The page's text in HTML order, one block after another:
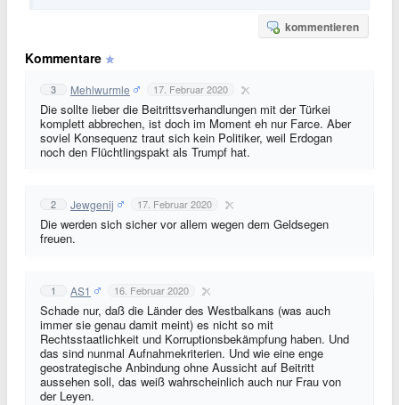
kommentieren
Kommentare
3 Mehlwurmle 17. Februar 2020
Die sollte lieber die Beitrittsverhandlungen mit der Türkei
komplett abbrechen, ist doch im Moment eh nur Farce. Aber
soviel Konsequenz traut sich kein Politiker, weil Erdogan
noch den Flüchtlingspakt als Trumpf hat.
2 Jewgenij 17. Februar 2020
Die werden sich sicher vor allem wegen dem Geldsegen
freuen.
1 AS1 16. Februar 2020
Schade nur, daß die Länder des Westbalkans (was auch
immer sie genau damit meint) es nicht so mit
Rechtsstaatlichkeit und Korruptionsbekämpfung haben. Und
das sind nunmal Aufnahmekriterien. Und wie eine enge
geostrategische Anbindung ohne Aussicht auf Beitritt
aussehen soll, das weiß wahrscheinlich auch nur Frau von
der Leyen.